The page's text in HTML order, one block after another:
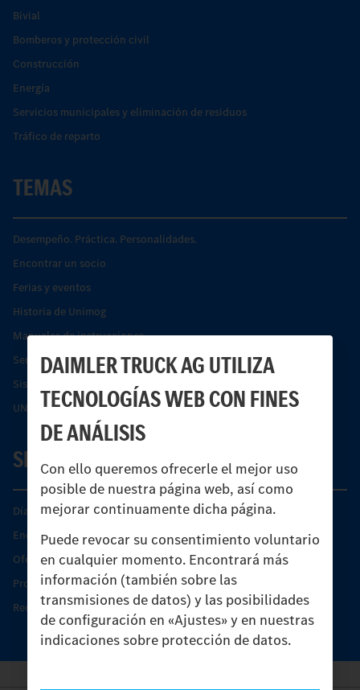
DAIMLER TRUCK AG UTILIZA
TECNOLOGÍAS WEB CON FINES
DE ANÁLISIS
Con ello queremos ofrecerle el mejor uso
posible de nuestra página web, así como
mejorar continuamente dicha página.
Puede revocar su consentimiento voluntario
en cualquier momento. Encontrará más
información (también sobre las
transmisiones de datos) y las posibilidades
de configuración en «Ajustes» y en nuestras
indicaciones sobre protección de datos.
Bivial
Bomberos y protección civil
Construcción
Energía
Servicios municipales y eliminación de residuos
Tráfico de reparto
TEMAS
Desempeño. Práctica. Personalidades.
Encontrar un socio
Ferias y eventos
Historia de Unimog
Manuales de instrucciones
Servicios financieros
Sistemas de asistencia de seguridad Econic
UNI-TOUCH®
SERVICIO
Días de Servicio del Unimog
Encontrar un socio
Oferta de servicio del Unimog
Productos de piezas y servicio
Recambios originales